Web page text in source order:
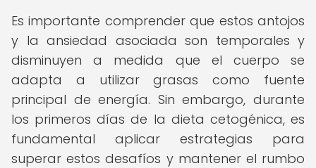
Es importante comprender que estos antojos
y la ansiedad asociada son temporales y
disminuyen a medida que el cuerpo se
adapta a utilizar grasas como fuente
principal de energía. Sin embargo, durante
los primeros días de la dieta cetogénica, es
fundamental aplicar estrategias para
superar estos desafíos y mantener el rumbo